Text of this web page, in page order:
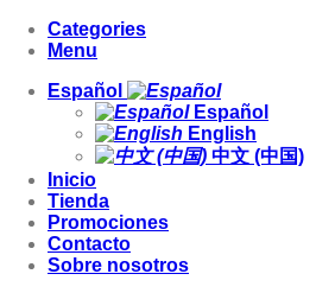
Categories
Menu
Español
Español
English
中文 (中国)
Inicio
Tienda
Promociones
Contacto
Sobre nosotros